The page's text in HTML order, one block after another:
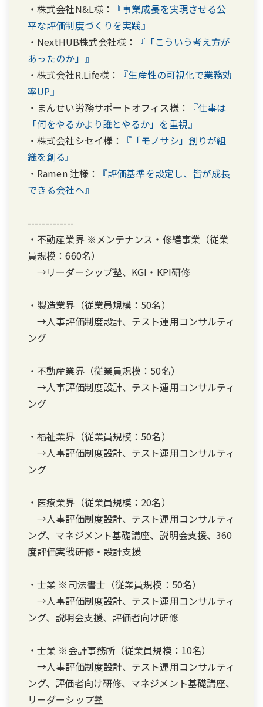
・株式会社N&L様：
『事業成長を実現させる公
平な評価制度づくりを実践』
・NextHUB株式会社様：
『「こういう考え方が
あったのか」』
・株式会社R.Life様：
『生産性の可視化で業務効
率UP』
・まんせい労務サポートオフィス様：
『仕事は
「何をやるかより誰とやるか」を重視』
・株式会社シセイ様：
『「モノサシ」創りが組
織を創る』
・Ramen 辻様：
『評価基準を設定し、皆が成長
できる会社へ』
-------------
・不動産業界 ※メンテナンス・修繕事業（従業
員規模：660名）
→リーダーシップ塾、KGI・KPI研修
・製造業界（従業員規模：50名）
→人事評価制度設計、テスト運用コンサルティ
ング
・不動産業界（従業員規模：50名）
→人事評価制度設計、テスト運用コンサルティ
ング
・福祉業界（従業員規模：50名）
→人事評価制度設計、テスト運用コンサルティ
ング
・医療業界（従業員規模：20名）
→人事評価制度設計、テスト運用コンサルティ
ング、マネジメント基礎講座、説明会支援、360
度評価実戦研修・設計支援
・士業 ※司法書士（従業員規模：50名）
→人事評価制度設計、テスト運用コンサルティ
ング、説明会支援、評価者向け研修
・士業 ※会計事務所（従業員規模：10名）
→人事評価制度設計、テスト運用コンサルティ
ング、評価者向け研修、マネジメント基礎講座、
リーダーシップ塾